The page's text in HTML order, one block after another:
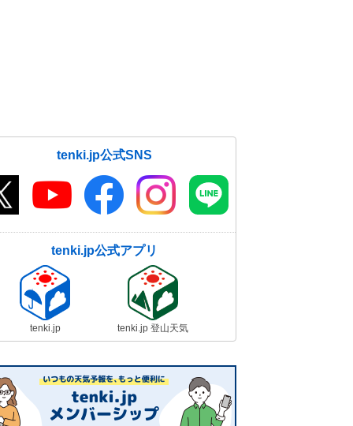
tenki.jp公式SNS
tenki.jp公式アプリ
tenki.jp tenki.jp 登山天気